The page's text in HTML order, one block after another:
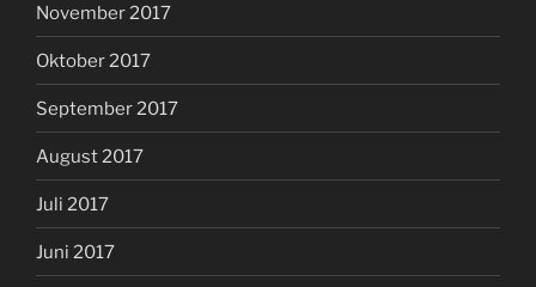
November 2017
Oktober 2017
September 2017
August 2017
Juli 2017
Juni 2017